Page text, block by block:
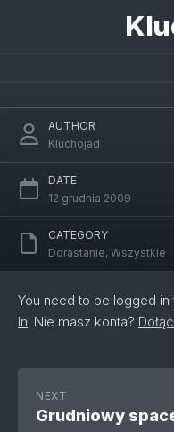
AUTHOR
Kluchojad
DATE
12 grudnia 2009
CATEGORY
Dorastanie, Wszystkie
You need to be logged
In. Nie masz konta?
NEXT
Grudniowy